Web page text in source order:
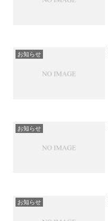
お知らせ
お知らせ
お知らせ